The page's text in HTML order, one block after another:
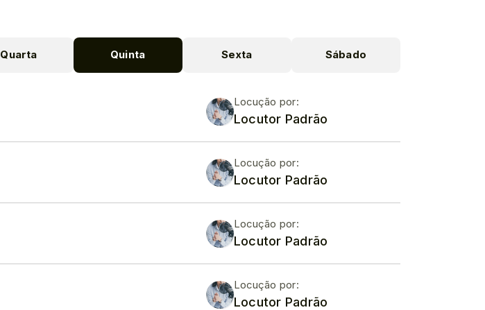
Quarta Quinta Sexta Sábado
Locução por:
Locutor Padrão
Locução por:
Locutor Padrão
Locução por:
Locutor Padrão
Locução por:
Locutor Padrão